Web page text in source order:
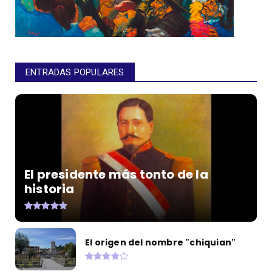
ENTRADAS POPULARES
El presidente más tonto de la
historia
El origen del nombre "chiquian"